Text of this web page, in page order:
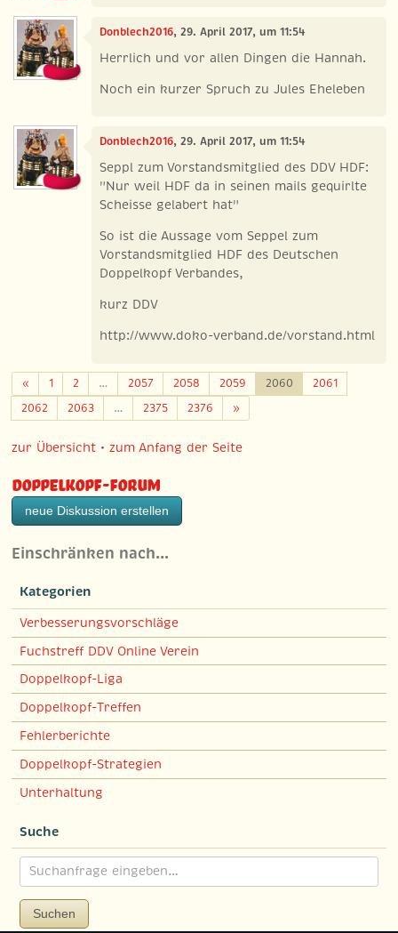
Donblech2016, 29. April 2017, um 11:54
Herrlich und vor allen Dingen die Hannah.
Noch ein kurzer Spruch zu Jules Eheleben
Donblech2016, 29. April 2017, um 11:54
Seppl zum Vorstandsmitglied des DDV HDF:
"Nur weil HDF da in seinen mails gequirlte
Scheisse gelabert hat"
So ist die Aussage vom Seppel zum
Vorstandsmitglied HDF des Deutschen
Doppelkopf Verbandes,
kurz DDV
http://www.doko-verband.de/vorstand.html
«Zurück
1 2 … 2057 2058 2059 2060
2061
2062
2063 … 2375 2376 »Weiter
zur Übersicht •zum Anfang der Seite
Doppelkopf-Forum
neue Diskussion erstellen
Einschränken nach…
Kategorien
Verbesserungsvorschläge
Fuchstreff DDV Online Verein
Doppelkopf-Liga
Doppelkopf-Treffen
Fehlerberichte
Doppelkopf-Strategien
Unterhaltung
Suche
Suchen